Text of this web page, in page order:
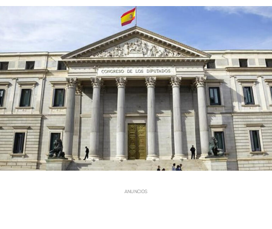
ANUNCIOS